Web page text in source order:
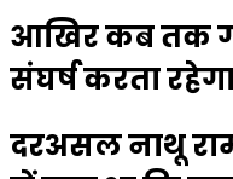
आखिर कब तक
संघर्ष करता
दरअसल नाथू